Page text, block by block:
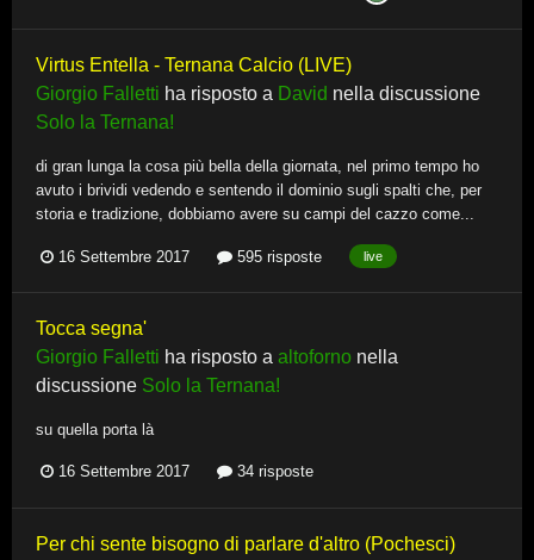
Virtus Entella - Ternana Calcio (LIVE)
Giorgio Falletti ha risposto a David nella discussione
Solo la Ternana!
di gran lunga la cosa più bella della giornata, nel primo tempo ho
avuto i brividi vedendo e sentendo il dominio sugli spalti che, per
storia e tradizione, dobbiamo avere su campi del cazzo come...
16 Settembre 2017 595 risposte live
Tocca segna'
Giorgio Falletti ha risposto a altoforno nella
discussione Solo la Ternana!
su quella porta là
16 Settembre 2017 34 risposte
Per chi sente bisogno di parlare d'altro (Pochesci)